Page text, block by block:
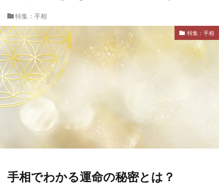
特集：手相
特集：手相
手相でわかる運命の秘密とは？